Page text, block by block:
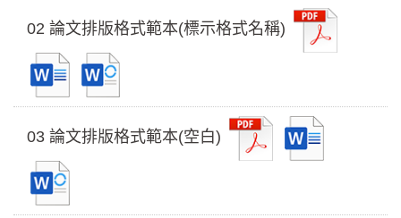
02 論文排版格式範本(標示格式名稱)
03 論文排版格式範本(空白)